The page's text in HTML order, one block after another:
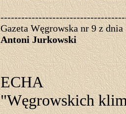
Gazeta Węgrowska nr 9 z
Antoni Jurkowski
ECHA
"Węgrowskich